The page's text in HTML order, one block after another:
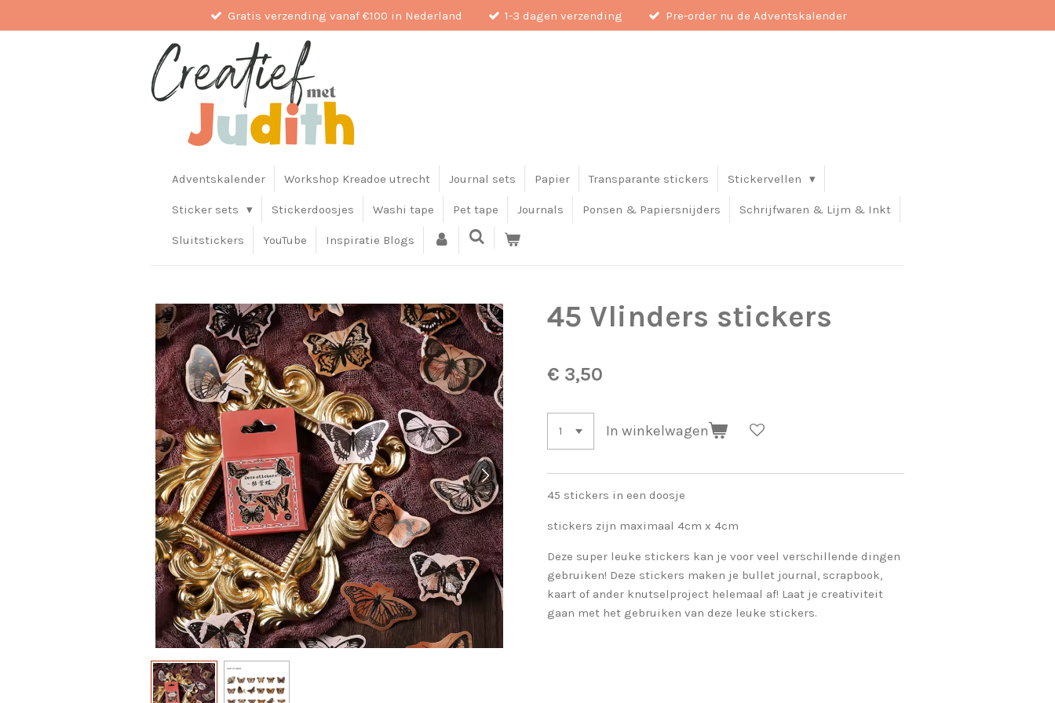
direct
Gratis verzending vanaf €100 in Nederland 1-3 dagen verzending Pre-order nu de Adventskalender
Adventskalender Workshop Kreadoe utrecht Journal sets Papier Transparante stickers Stickervellen
Sticker sets Stickerdoosjes Washi tape Pet tape Journals Ponsen & Papiersnijders Schrijfwaren & Lijm & Inkt
Sluitstickers YouTube Inspiratie Blogs
45 Vlinders stickers
€ 3,50
In winkelwagen
45 stickers in een doosje
stickers zijn maximaal 4cm x 4cm
Deze super leuke stickers kan je voor veel verschillende dingen
gebruiken! Deze stickers maken je bullet journal, scrapbook,
kaart of ander knutselproject helemaal af! Laat je creativiteit
gaan met het gebruiken van deze leuke stickers.